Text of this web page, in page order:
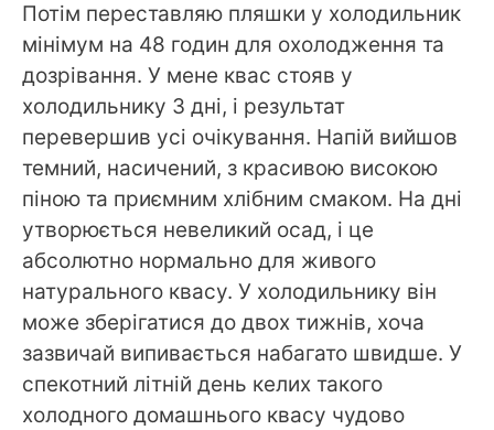
Потім переставляю пляшки у холодильник
мінімум на 48 годин для охолодження та
дозрівання. У мене квас стояв у
холодильнику 3 дні, і результат
перевершив усі очікування. Напій вийшов
темний, насичений, з красивою високою
піною та приємним хлібним смаком. На дні
утворюється невеликий осад, і це
абсолютно нормально для живого
натурального квасу. У холодильнику він
може зберігатися до двох тижнів, хоча
зазвичай випивається набагато швидше. У
спекотний літній день келих такого
холодного домашнього квасу чудово